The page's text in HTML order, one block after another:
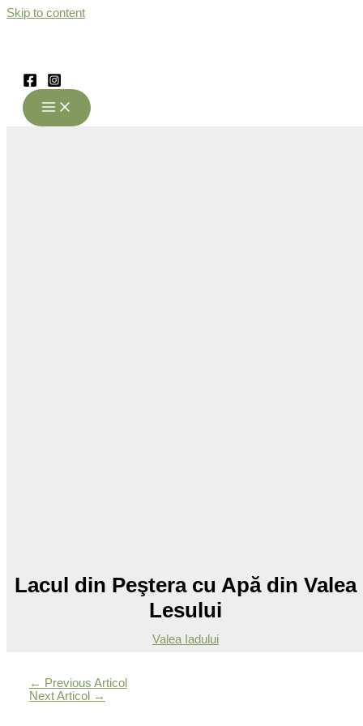
Skip to content
Lacul din Peştera cu Apă din Valea
Lesului
Valea Iadului
← Previous Articol
Next Articol
→